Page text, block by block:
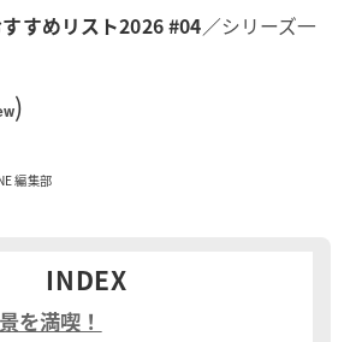
すめリスト2026 #04／シリーズ一
)
編集部
INDEX
を満喫！